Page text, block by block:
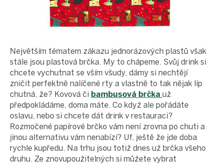
Největším tématem zákazu jednorázových plastů však
stále jsou plastová brčka. My to chápeme. Svůj drink si
chcete vychutnat se vším všudy, dámy si nechtějí
zničit perfektně nalíčené rty a vlastně to tak nějak líp
chutná, že? Kovová či bambusová brčka už
předpokládáme, doma máte. Co když ale pořádáte
oslavu, nebo si chcete dát drink v restauraci?
Rozmočené papírové brčko vám není zrovna po chuti a
jinou alternativu vám nenabízí? Uf, ještě že jde doba
rychle kupředu. Na trhu jsou totiž dnes už brčka všeho
druhu. Ze znovupoužitelných si můžete vybrat